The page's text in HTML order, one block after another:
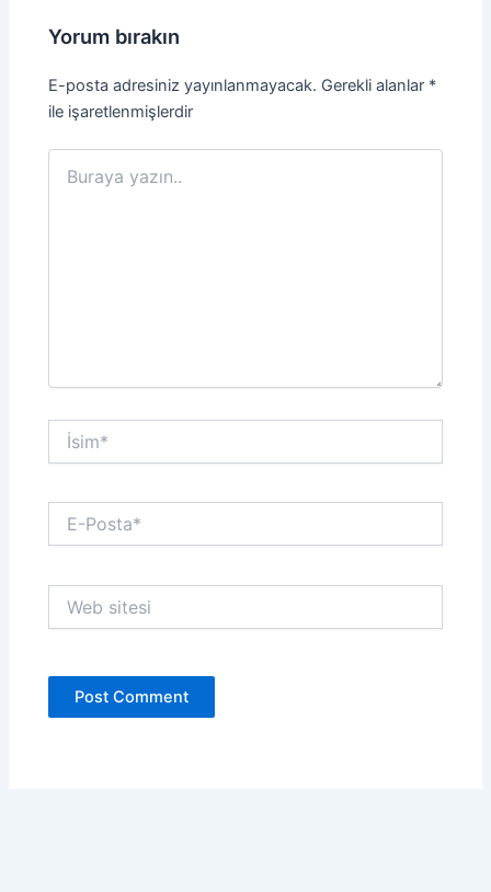
Yorum bırakın
E-posta adresiniz yayınlanmayacak. Gerekli alanlar *
ile işaretlenmişlerdir
Buraya
yazın..
İsim*
Posta*
sitesi